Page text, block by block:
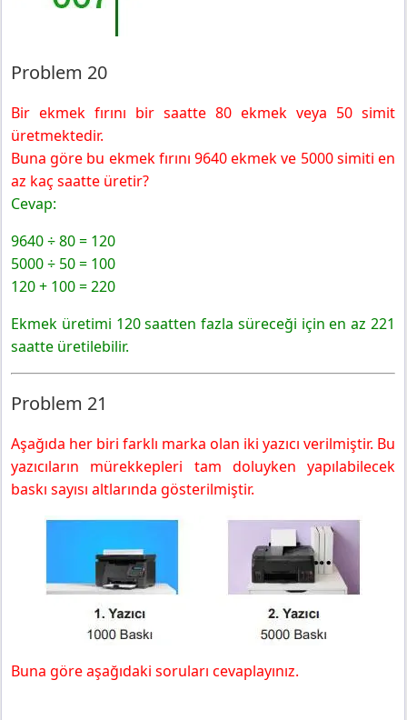
Problem 20
Bir ekmek fırını bir saatte 80 ekmek veya 50 simit
üretmektedir.
Buna göre bu ekmek fırını 9640 ekmek ve 5000 simiti en
az kaç saatte üretir?
Cevap:
9640 ÷ 80 = 120
5000 ÷ 50 = 100
120 + 100 = 220
Ekmek üretimi 120 saatten fazla süreceği için en az 221
saatte üretilebilir.
Problem 21
Aşağıda her biri farklı marka olan iki yazıcı verilmiştir. Bu
yazıcıların mürekkepleri tam doluyken yapılabilecek
baskı sayısı altlarında gösterilmiştir.
Buna göre aşağıdaki soruları cevaplayınız.